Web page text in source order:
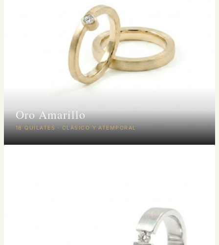
Oro Amarillo
18 QUILATES · CLÁSICO Y ATEMPORAL